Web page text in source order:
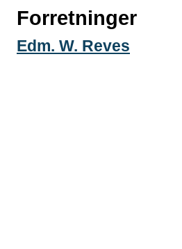
Forretninger
Edm. W. Reves